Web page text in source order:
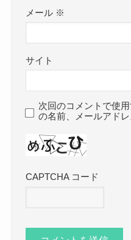
メール ※
サイト
次回のコメントで使
の名前、メールアド
CAPTCHA コード